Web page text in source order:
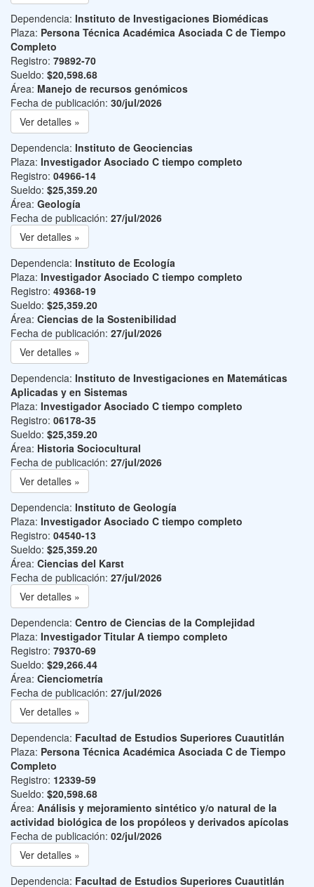
Dependencia: Instituto de Investigaciones Biomédicas
Plaza: Persona Técnica Académica Asociada C de Tiempo
Completo
Registro: 79892-70
Sueldo: $20,598.68
Área: Manejo de recursos genómicos
Fecha de publicación: 30/jul/2026
Ver detalles »
Dependencia: Instituto de Geociencias
Plaza: Investigador Asociado C tiempo completo
Registro: 04966-14
Sueldo: $25,359.20
Área: Geología
Fecha de publicación: 27/jul/2026
Ver detalles »
Dependencia: Instituto de Ecología
Plaza: Investigador Asociado C tiempo completo
Registro: 49368-19
Sueldo: $25,359.20
Área: Ciencias de la Sostenibilidad
Fecha de publicación: 27/jul/2026
Ver detalles »
Dependencia: Instituto de Investigaciones en Matemáticas
Aplicadas y en Sistemas
Plaza: Investigador Asociado C tiempo completo
Registro: 06178-35
Sueldo: $25,359.20
Área: Historia Sociocultural
Fecha de publicación: 27/jul/2026
Ver detalles »
Dependencia: Instituto de Geología
Plaza: Investigador Asociado C tiempo completo
Registro: 04540-13
Sueldo: $25,359.20
Área: Ciencias del Karst
Fecha de publicación: 27/jul/2026
Ver detalles »
Dependencia: Centro de Ciencias de la Complejidad
Plaza: Investigador Titular A tiempo completo
Registro: 79370-69
Sueldo: $29,266.44
Área: Cienciometría
Fecha de publicación: 27/jul/2026
Ver detalles »
Dependencia: Facultad de Estudios Superiores Cuautitlán
Plaza: Persona Técnica Académica Asociada C de Tiempo
Completo
Registro: 12339-59
Sueldo: $20,598.68
Área: Análisis y mejoramiento sintético y/o natural de la
actividad biológica de los propóleos y derivados apícolas
Fecha de publicación: 02/jul/2026
Ver detalles »
Dependencia: Facultad de Estudios Superiores Cuautitlán